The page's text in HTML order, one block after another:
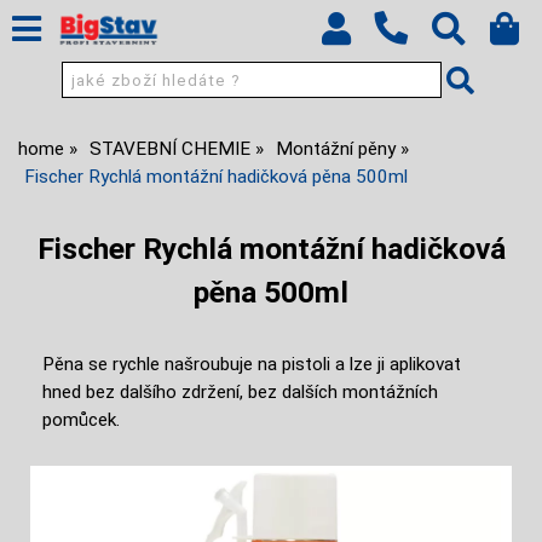
home STAVEBNÍ CHEMIE
Montážní pěny
Fischer Rychlá montážní hadičková pěna 500ml
Fischer Rychlá montážní hadičková
pěna 500ml
Pěna se rychle našroubuje na pistoli a lze ji aplikovat
hned bez dalšího zdržení, bez dalších montážních
pomůcek.